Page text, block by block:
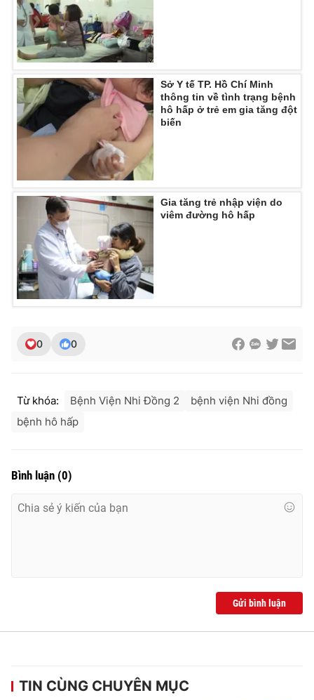
Ðiện thoại Thời báo VTV:
Email:toasoan@vtv.vn
Liên hệ quảng cáo:024-7300.7108
® Cấm sao chép dưới mọi hình thức nếu không có sự chấp
thuận bằng văn bản. Ghi rõ nguồn VTV.vn khi phát hành lại
thông tin từ website này.
Sở Y tế TP. Hồ Chí Minh
thông tin về tình trạng bệnh
hô hấp ở trẻ em gia tăng đột
biến
Gia tăng trẻ nhập viện do
viêm đường hô hấp
0 0
Từ khóa: Bệnh Viện Nhi Đồng 2
bệnh viện Nhi đồng
bệnh hô hấp
Bình luận (0)
Gửi bình luận
TIN CÙNG CHUYÊN MỤC